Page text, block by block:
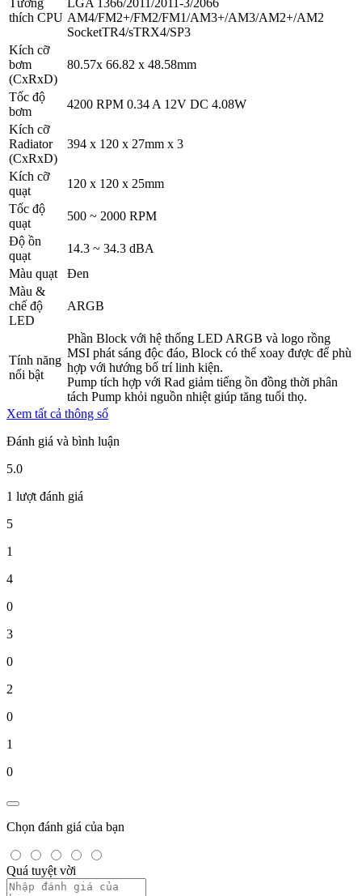
Tương
thích CPU
LGA 1366/2011/2011-3/2066
AM4/FM2+/FM2/FM1/AM3+/AM3/AM2+/AM2
SocketTR4/sTRX4/SP3
Kích cỡ
bơm
(CxRxD)
80.57x 66.82 x 48.58mm
Tốc độ
bơm
4200 RPM 0.34 A 12V DC 4.08W
Kích cỡ
Radiator
(CxRxD)
394 x 120 x 27mm x 3
Kích cỡ
quạt
120 x 120 x 25mm
Tốc độ
quạt
500 ~ 2000 RPM
Độ ồn
quạt
14.3 ~ 34.3 dBA
Màu quạt
Đen
Màu &
chế độ
LED
ARGB
Tính năng
nổi bật
Phần Block với hệ thống LED ARGB và logo rồng
MSI phát sáng độc đáo, Block có thể xoay được để phù
hợp với hướng bố trí linh kiện.
Pump tích hợp với Rad giảm tiếng ồn đồng thời phân
tách Pump khỏi nguồn nhiệt giúp tăng tuổi thọ.
Xem tất cả thông số
Đánh giá và bình luận
5.0
1 lượt đánh giá
5
1
4
0
3
0
2
0
1
0
Chọn đánh giá của bạn
Quá tuyệt vời